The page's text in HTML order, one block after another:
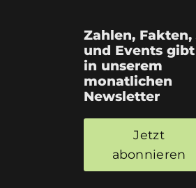
Zahlen, Fakten,
und Events
in unserem
monatlichen
Newsletter
Jetzt
abonnieren